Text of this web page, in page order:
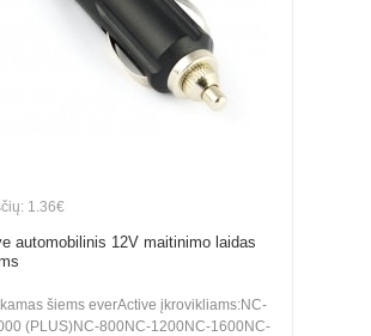
1.36€
automobilinis 12V maitinimo laidas
šiems everActive įkrovikliams:NC-
(PLUS)NC-800NC-1200NC-1600NC-